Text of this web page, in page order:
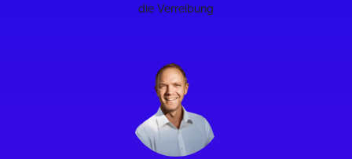
die Verreibung